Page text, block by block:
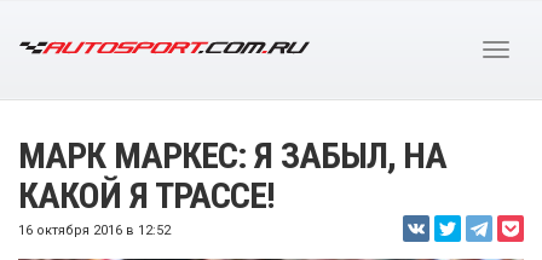
МАРК МАРКЕС: Я ЗАБЫЛ, НА
КАКОЙ Я ТРАССЕ!
16 октября 2016 в 12:52